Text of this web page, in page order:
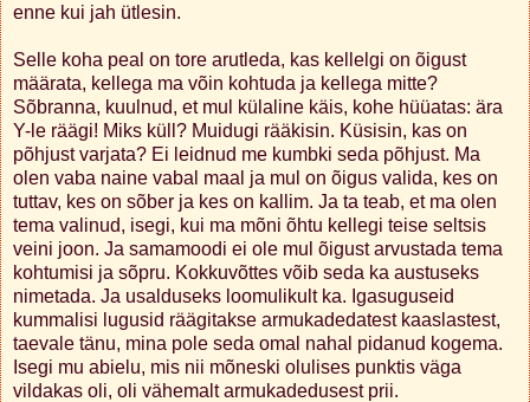
enne kui jah ütlesin.
Selle koha peal on tore arutleda, kas kellelgi on õigust
määrata, kellega ma võin kohtuda ja kellega mitte?
Sõbranna, kuulnud, et mul külaline käis, kohe hüüatas: ära
Y-le räägi! Miks küll? Muidugi rääkisin. Küsisin, kas on
põhjust varjata? Ei leidnud me kumbki seda põhjust. Ma
olen vaba naine vabal maal ja mul on õigus valida, kes on
tuttav, kes on sõber ja kes on kallim. Ja ta teab, et ma olen
tema valinud, isegi, kui ma mõni õhtu kellegi teise seltsis
veini joon. Ja samamoodi ei ole mul õigust arvustada tema
kohtumisi ja sõpru. Kokkuvõttes võib seda ka austuseks
nimetada. Ja usalduseks loomulikult ka. Igasuguseid
kummalisi lugusid räägitakse armukadedatest kaaslastest,
taevale tänu, mina pole seda omal nahal pidanud kogema.
Isegi mu abielu, mis nii mõneski olulises punktis väga
vildakas oli, oli vähemalt armukadedusest prii.